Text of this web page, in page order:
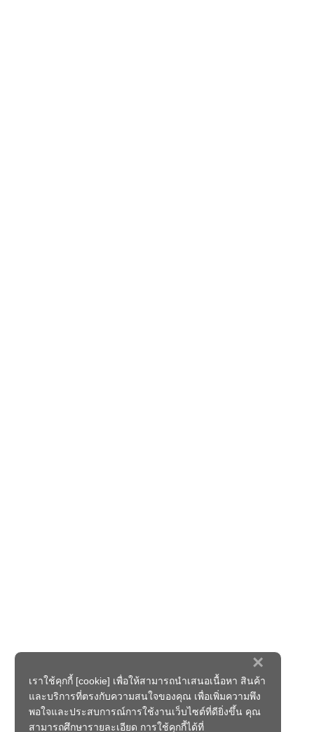
×
เราใช้คุกกี้ [cookie] เพื่อให้สามารถนำเสนอเนื้อหา สินค้า
และบริการที่ตรงกับความสนใจของคุณ เพื่อเพิ่มความพึง
พอใจและประสบการณ์การใช้งานเว็บไซต์ที่ดียิ่งขึ้น คุณ
สามารถศึกษารายละเอียด การใช้คุกกี้ได้ที่